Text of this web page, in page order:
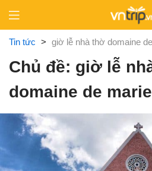
content
Tin tức > giờ lễ nhà thờ domaine
Chủ đề: giờ lễ
domaine de marie